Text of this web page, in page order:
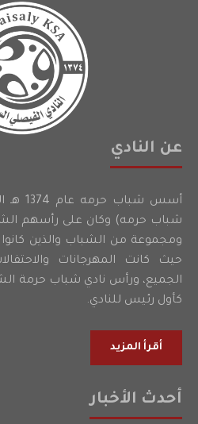
عن النادي
أسس
شباب حرمه) وكان على رأسهم
ومجموعة من الشباب والذين كانوا
حيث كانت المهرجانات
الجميع، ورأس نادي شباب حرمة
كأول رئيس للنادي.
أقرأ المزيد
أحدث الأخبار